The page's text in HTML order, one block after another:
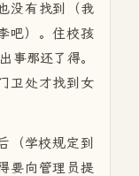
没有找到（我
吧）。住校孩
事那还了得。
卫处才找到女
（学校规定到
要向管理员提